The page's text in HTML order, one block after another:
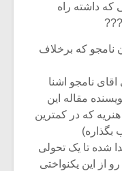
که داشته راه
نامجو که برخلاف
اقای نامجو اشنا
مقاله این
که در کمترین
شده تا یک تحولی
از این یکنواختی